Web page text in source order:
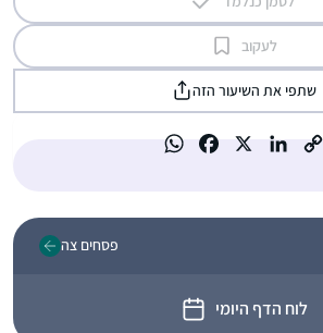
לעקוב
שתפי את השיעור הזה
לוח הדף היומי
פסחים צה